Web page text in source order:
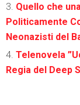
Quello che
Politicamente
Neonazisti del
Telenovela
Regia del Deep